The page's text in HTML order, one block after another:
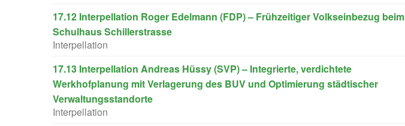
17.12 Interpellation Roger Edelmann (FDP) – Frühzeitiger Volkseinbezug beim
Schulhaus Schillerstrasse
Interpellation
17.13 Interpellation Andreas Hüssy (SVP) – Integrierte, verdichtete
Werkhofplanung mit Verlagerung des BUV und Optimierung städtischer
Verwaltungsstandorte
Interpellation